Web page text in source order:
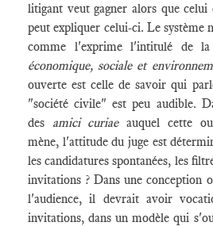
litigant veut gagner alors que celui
peut expliquer celui-ci. Le système
comme l'exprime l'intitulé de la
économique, sociale et
ouverte est celle de savoir qui
"société civile" est peu audible.
des amici curiaeauquel cette
mène, l'attitude du juge est
les candidatures spontanées, les
invitations ? Dans une conception
l'audience, il devrait avoir
invitations, dans un modèle qui